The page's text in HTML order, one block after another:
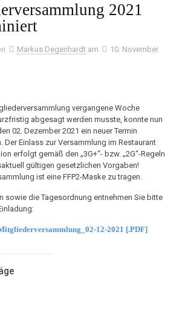
2021
Markus Degenhardt am
10. November
vergangene Woche
abgesagt werden musste, konnte nun
02. Dezember 2021 ein neuer Termin
Der Einlass zur Versammlung im Restaurant
erfolgt gemäß den „3G+“- bzw. „2G“-Regeln
gültigen gesetzlichen Vorgaben!
ist eine FFP2-Maske zu tragen.
sowie die Tagesordnung entnehmen Sie bitte
12-2021 [.PDF]